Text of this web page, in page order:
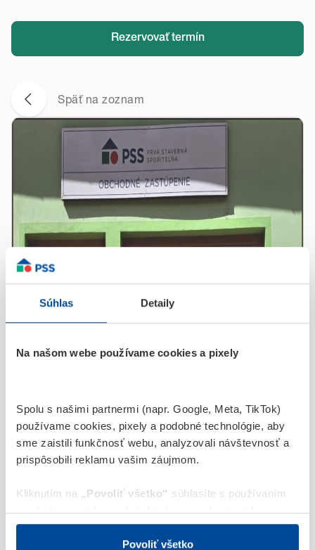
Súhlas Detaily
Na našom webe používame cookies a pixely
Spolu s našimi partnermi (napr. Google, Meta, TikTok)
používame cookies, pixely a podobné technológie, aby
sme zaistili funkčnosť webu, analyzovali návštevnosť a
prispôsobili reklamu vašim záujmom.
Kliknutím na „Povoliť všetko“ súhlasíte s používaním
marketingových, analytickýcha nevyhnutných
cookies.Tieto cookies používame na (i) cielenie a
personalizáciu obsahu a reklám; (ii) štatistické merania
Povoliť všetko
Záfortňa 6
957 01, Bánovce nad Bebravou
Rezervovať termín
Späť na zoznam